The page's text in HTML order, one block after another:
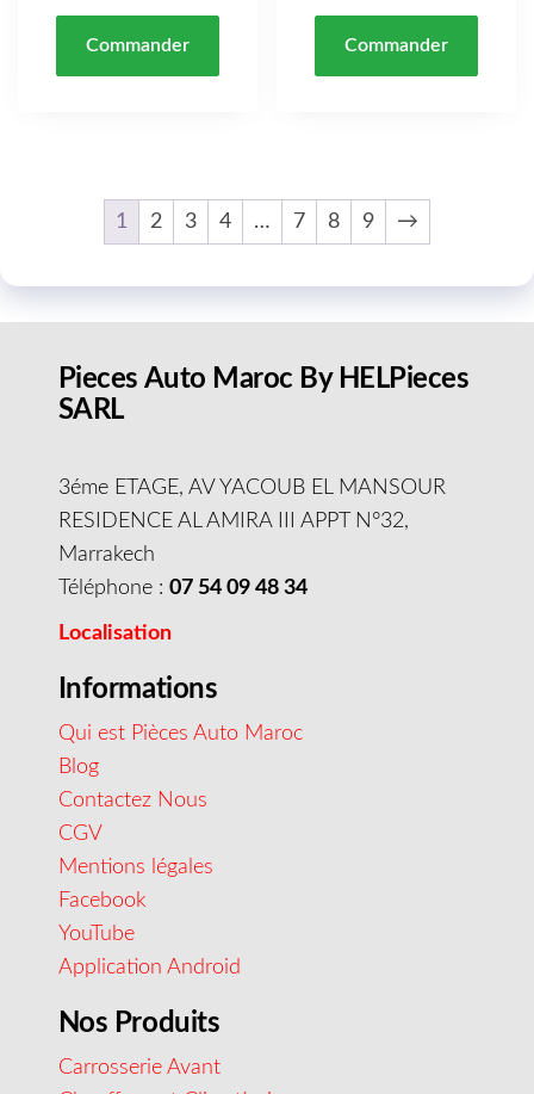
Commander Commander
1 2 3 4 … 7 8 9 →
Pieces Auto Maroc By HELPieces
SARL
3éme ETAGE, AV YACOUB EL MANSOUR
RESIDENCE AL AMIRA III APPT N°32,
Marrakech
Téléphone : 07 54 09 48 34
Localisation
Informations
Qui est Pièces Auto Maroc
Blog
Contactez Nous
CGV
Mentions légales
Facebook
YouTube
Application Android
Nos Produits
Carrosserie Avant